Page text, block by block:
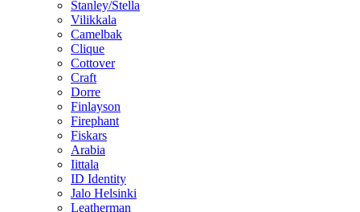
Stanley/Stella
Vilikkala
Camelbak
Clique
Cottover
Craft
Dorre
Finlayson
Firephant
Fiskars
Arabia
Iittala
ID Identity
Jalo Helsinki
Leatherman